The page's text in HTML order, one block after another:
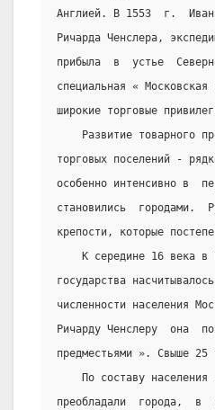
Англией. В 1553  г.  Иван
Ричарда Ченслера,
прибыла  в  устье
специальная «
широкие торговые
Развитие товарного
торговых поселений -
особенно интенсивно в
становились  городами.
крепости, которые
К середине 16 века в
государства
численности населения
Ричарду Ченслеру  она
предместьями ». Свыше
По составу населения
преобладали  города,  в